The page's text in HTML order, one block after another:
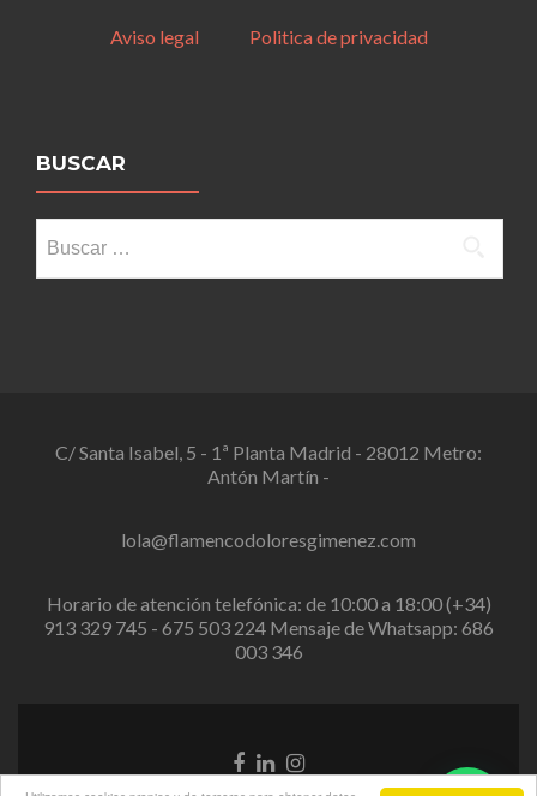
Aviso legal Politica de privacidad
BUSCAR
C/ Santa Isabel, 5 - 1ª Planta Madrid - 28012 Metro:
Antón Martín -
lola@flamencodoloresgimenez.com
Horario de atención telefónica: de 10:00 a 18:00 (+34)
913 329 745 - 675 503 224 Mensaje de Whatsapp: 686
003 346
Enlace
de
Enlace
de
Enlace
de